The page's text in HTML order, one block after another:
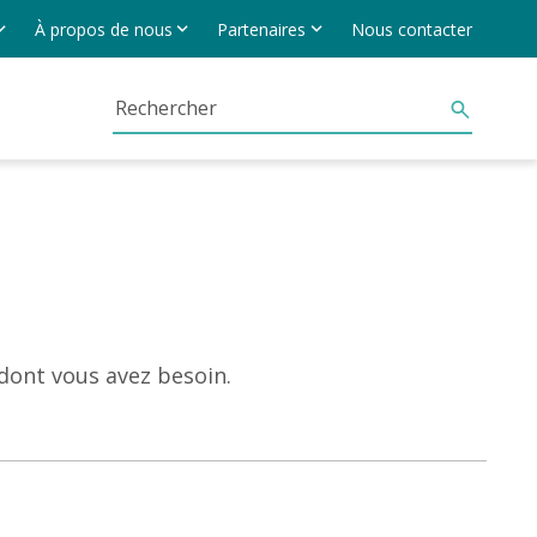
À propos de nous Partenaires Nous contacter
vous avez besoin.